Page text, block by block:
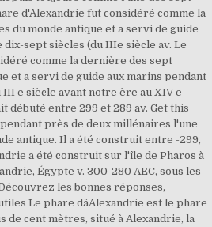
d'Alexandrie fut considéré comme la
du monde antique et a servi de guide
sept siècles (du IIIe siècle av. Le
comme la dernière des sept
et a servi de guide aux marins pendant
e siècle avant notre ère au XIV e
débuté entre 299 et 289 av. Get this
près de deux millénaires l'une
antique. Il a été construit entre -299,
a été construit sur l'île de Pharos à
Égypte v. 300-280 AEC, sous les
les bonnes réponses,
Le phare dâAlexandrie est le phare
de cent mètres, situé à Alexandrie, la